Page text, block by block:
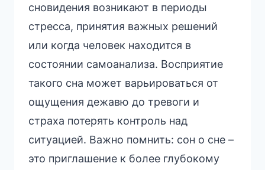
сновидения возникают в периоды
стресса, принятия важных решений
или когда человек находится в
состоянии самоанализа. Восприятие
такого сна может варьироваться от
ощущения дежавю до тревоги и
страха потерять контроль над
ситуацией. Важно помнить: сон о сне –
это приглашение к более глубокому